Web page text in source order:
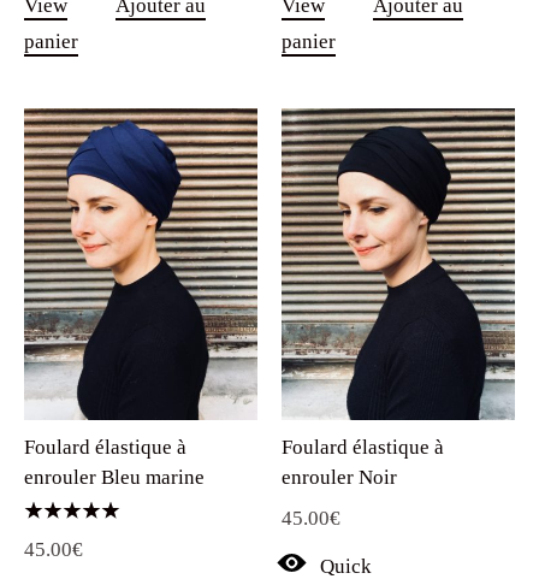
View
Ajouter au
panier
View
Ajouter au
panier
Foulard élastique à
enrouler Bleu marine
5.00
45.00€
Foulard élastique à
enrouler Noir
45.00€
Quick